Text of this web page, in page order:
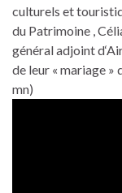
culturels et
du Patrimoine ,
général adjoint
de leur « mariage
mn)